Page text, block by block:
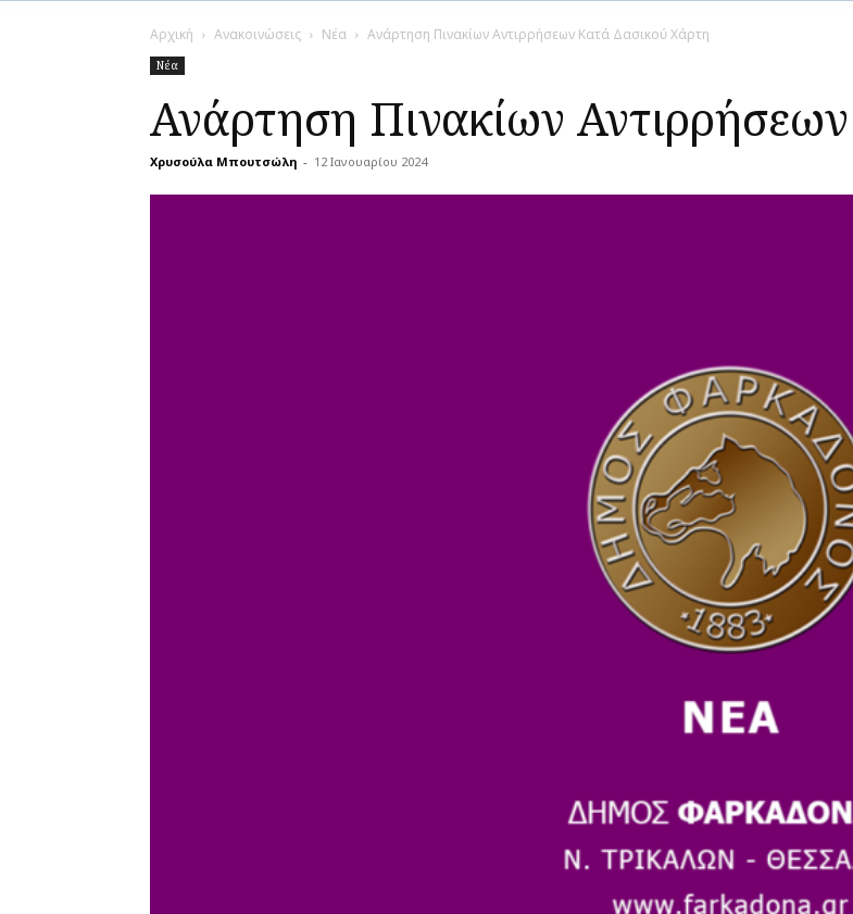
Αρχική Ανακοινώσεις Νέα Ανάρτηση Πινακίων Αντιρρήσεων Κατά Δασικού Χάρτη
Νέα
Ανάρτηση Πινακίων
Χρυσούλα Μπουτσώλη - 12 Ιανουαρίου 2024